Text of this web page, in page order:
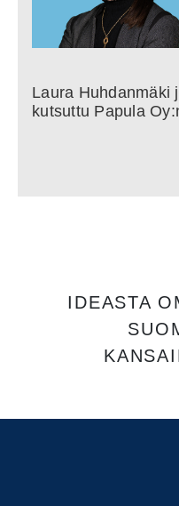
Laura Huhdanmäki
kutsuttu Papula
IDEASTA